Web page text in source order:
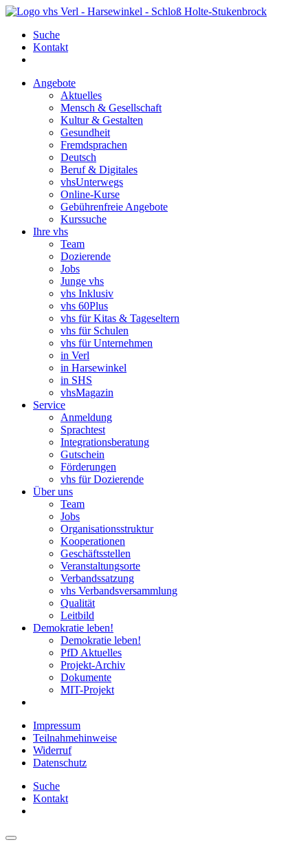
Suche
Kontakt
Angebote
Aktuelles
Mensch & Gesellschaft
Kultur & Gestalten
Gesundheit
Fremdsprachen
Deutsch
Beruf & Digitales
vhsUnterwegs
Online-Kurse
Gebührenfreie Angebote
Kurssuche
Ihre vhs
Team
Dozierende
Jobs
Junge vhs
vhs Inklusiv
vhs 60Plus
vhs für Kitas & Tageseltern
vhs für Schulen
vhs für Unternehmen
in Verl
in Harsewinkel
in SHS
vhsMagazin
Service
Anmeldung
Sprachtest
Integrationsberatung
Gutschein
Förderungen
vhs für Dozierende
Über uns
Team
Jobs
Organisationsstruktur
Kooperationen
Geschäftsstellen
Veranstaltungsorte
Verbandssatzung
vhs Verbandsversammlung
Qualität
Leitbild
Demokratie leben!
Demokratie leben!
PfD Aktuelles
Projekt-Archiv
Dokumente
MIT-Projekt
Impressum
Teilnahmehinweise
Widerruf
Datenschutz
Suche
Kontakt